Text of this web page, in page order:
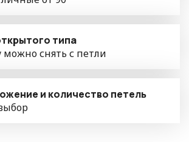
типа
можно снять с петли
и количество петель